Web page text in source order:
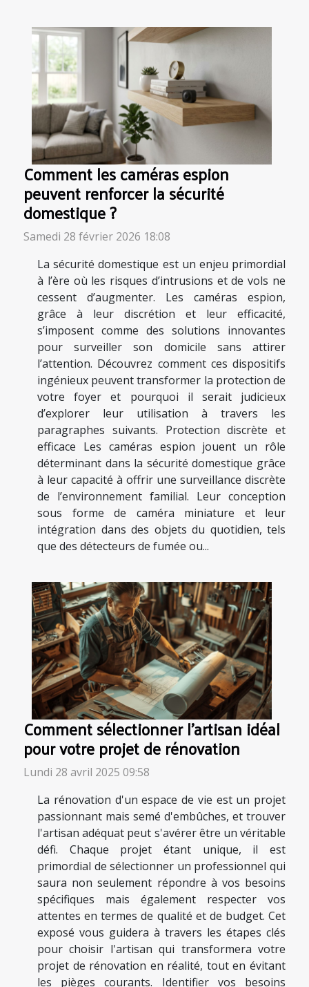
Comment les caméras espion
peuvent renforcer la sécurité
domestique ?
Samedi 28 février 2026 18:08
La sécurité domestique est un enjeu primordial
à l’ère où les risques d’intrusions et de vols ne
cessent d’augmenter. Les caméras espion,
grâce à leur discrétion et leur efficacité,
s’imposent comme des solutions innovantes
pour surveiller son domicile sans attirer
l’attention. Découvrez comment ces dispositifs
ingénieux peuvent transformer la protection de
votre foyer et pourquoi il serait judicieux
d’explorer leur utilisation à travers les
paragraphes suivants. Protection discrète et
efficace Les caméras espion jouent un rôle
déterminant dans la sécurité domestique grâce
à leur capacité à offrir une surveillance discrète
de l’environnement familial. Leur conception
sous forme de caméra miniature et leur
intégration dans des objets du quotidien, tels
que des détecteurs de fumée ou...
Comment sélectionner l'artisan idéal
pour votre projet de rénovation
Lundi 28 avril 2025 09:58
La rénovation d'un espace de vie est un projet
passionnant mais semé d'embûches, et trouver
l'artisan adéquat peut s'avérer être un véritable
défi. Chaque projet étant unique, il est
primordial de sélectionner un professionnel qui
saura non seulement répondre à vos besoins
spécifiques mais également respecter vos
attentes en termes de qualité et de budget. Cet
exposé vous guidera à travers les étapes clés
pour choisir l'artisan qui transformera votre
projet de rénovation en réalité, tout en évitant
les pièges courants. Identifier vos besoins